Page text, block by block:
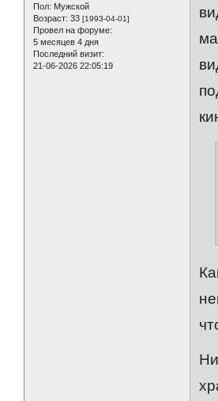
Пол: Мужской
Возраст: 33 [1993-04-01]
Провел на форуме:
5 месяцев 4 дня
Последний визит:
21-06-2026 22:05:19